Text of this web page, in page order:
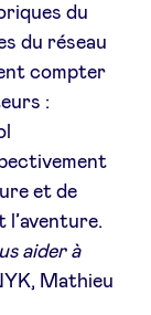
du
du réseau
compter
:
et de
l’aventure.
aider à
Mathieu